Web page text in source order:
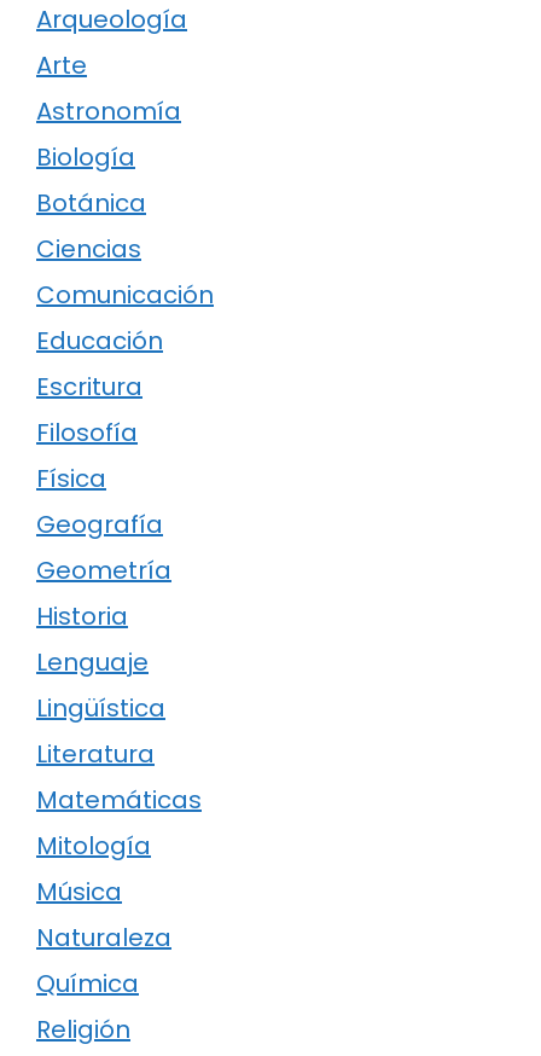
Arqueología
Arte
Astronomía
Biología
Botánica
Ciencias
Comunicación
Educación
Escritura
Filosofía
Física
Geografía
Geometría
Historia
Lenguaje
Lingüística
Literatura
Matemáticas
Mitología
Música
Naturaleza
Química
Religión